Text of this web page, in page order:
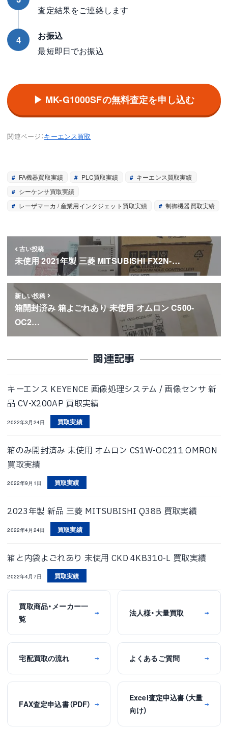
査定結果をご連絡します
4
お振込
最短即日でお振込
▶ MK-G1000SFの無料査定を申し込む
関連ページ：キーエンス買取
FA機器買取実績 PLC買取実績
キーエンス買取実績
シーケンサ買取実績
レーザマーカ / 産業用インクジェット買取実績
制御機器買取実績
古い投稿
未使用 2021年製 三菱 MITSUBISHI FX2N-…
新しい投稿
箱開封済み 箱よごれあり 未使用 オムロン C500-
OC2…
関連記事
キーエンス KEYENCE 画像処理システム / 画像センサ 新
品 CV-X200AP 買取実績
2022年3月24日 買取実績
箱のみ開封済み 未使用 オムロン CS1W-OC211 OMRON
買取実績
2022年9月1日 買取実績
2023年製 新品 三菱 MITSUBISHI Q38B 買取実績
2022年4月24日 買取実績
箱と内袋よごれあり 未使用 CKD 4KB310-L 買取実績
2022年4月7日 買取実績
買取商品・メーカー一
覧
→ 法人様・大量買取 →
宅配買取の流れ → よくあるご質問 →
FAX査定申込書（PDF） →
Excel査定申込書（大量
向け）
→